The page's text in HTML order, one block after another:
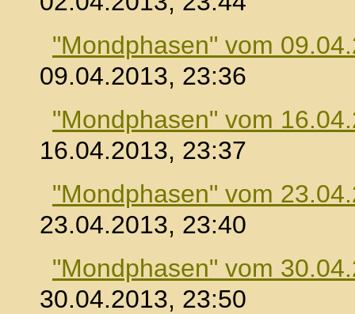
"Mondphasen" vom
09.04.2013, 23:36
"Mondphasen" vom
16.04.2013, 23:37
"Mondphasen" vom
23.04.2013, 23:40
"Mondphasen" vom
30.04.2013, 23:50